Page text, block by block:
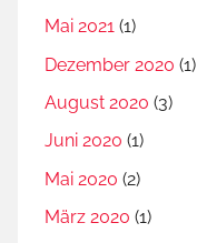
Mai 2021 (1)
Dezember 2020 (1)
August 2020 (3)
Juni 2020 (1)
Mai 2020 (2)
März 2020 (1)